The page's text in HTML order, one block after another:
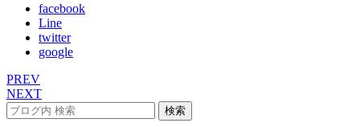
facebook
Line
twitter
google
PREV
NEXT